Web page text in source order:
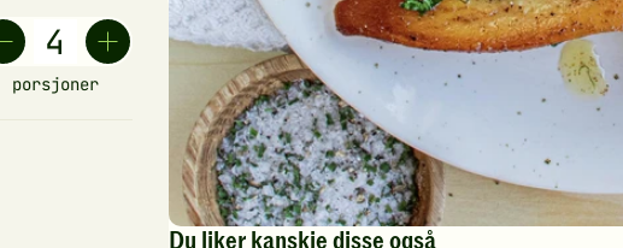
porsjoner